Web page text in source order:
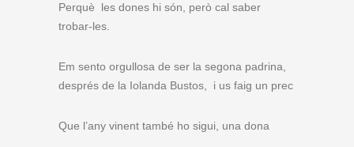
Perquè les dones hi són, però cal saber
trobar-les.
Em sento orgullosa de ser la segona padrina,
després de la Iolanda Bustos, i us faig un prec
Que l’any vinent també ho sigui, una dona